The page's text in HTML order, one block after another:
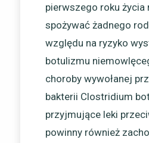
pierwszego roku życia
spożywać żadnego
względu na ryzyko
botulizmu
choroby wywołanej
bakterii Clostridium
przyjmujące leki
powinny również